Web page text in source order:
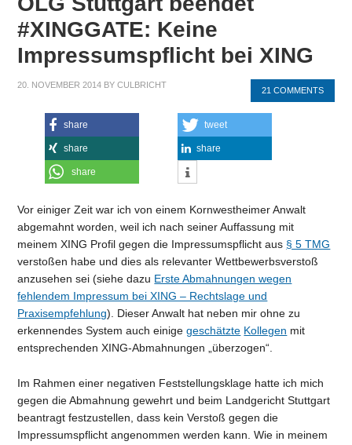
#XINGGATE: Keine
Impressumspflicht bei XING
20. NOVEMBER 2014 BYCULBRICHT
21 COMMENTS
share tweet
share share
share
Vor einiger Zeit war ich von einem Kornwestheimer Anwalt
abgemahnt worden, weil ich nach seiner Auffassung mit
meinem XING Profil gegen die Impressumspflicht aus § 5 TMG
verstoßen habe und dies als relevanter Wettbewerbsverstoß
anzusehen sei (siehe dazu Erste Abmahnungen wegen
fehlendem Impressum bei XING – Rechtslage und
Praxisempfehlung). Dieser Anwalt hat neben mir ohne zu
erkennendes System auch einigegeschätzte Kollegen mit
entsprechenden XING-Abmahnungen „überzogen“.
Im Rahmen einer negativen Feststellungsklage hatte ich mich
gegen die Abmahnung gewehrt und beim Landgericht Stuttgart
beantragt festzustellen, dass kein Verstoß gegen die
Impressumspflicht angenommen werden kann. Wie in meinem